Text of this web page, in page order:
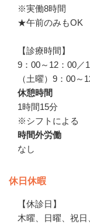
※実働8時間
★午前のみもOK
【診療時間】
9：00～12：00／
（土曜）9：00～
休憩時間
1時間15分
※シフトによる
時間外労働
なし
休日休暇
【休診日】
木曜、日曜、祝